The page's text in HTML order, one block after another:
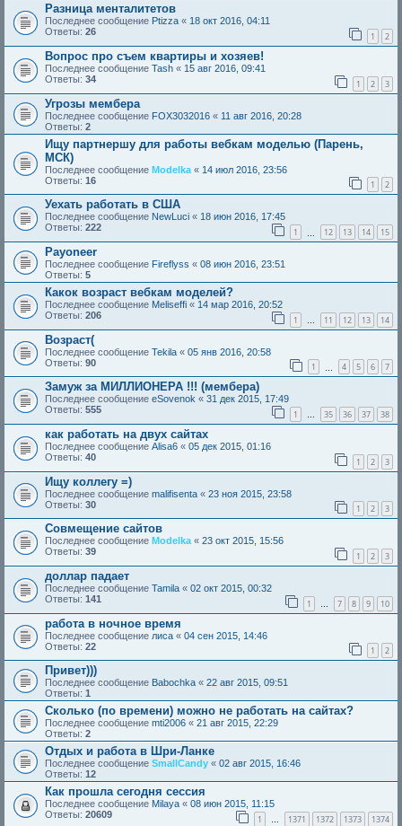
Разница менталитетов
Последнее сообщение Ptizza « 18 окт 2016, 04:11
Ответы: 26 1 2
Вопрос про съем квартиры и хозяев!
Последнее сообщение Tash « 15 авг 2016, 09:41
Ответы: 34 1 2 3
Угрозы мембера
Последнее сообщение FOX3032016 « 11 авг 2016, 20:28
Ответы: 2
Ищу партнершу для работы вебкам моделью (Парень,
МСК)
Последнее сообщение Modelka « 14 июл 2016, 23:56
Ответы: 16 1 2
Уехать работать в США
Последнее сообщение NewLuci « 18 июн 2016, 17:45
Ответы: 222 1 12 13 14 15
Payoneer
Последнее сообщение Fireflyss « 08 июн 2016, 23:51
Ответы: 5
Какок возраст вебкам моделей?
Последнее сообщение Meliseffi « 14 мар 2016, 20:52
Ответы: 206 1 … 11 12 13 14
Возраст(
Последнее сообщение Tekila « 05 янв 2016, 20:58
Ответы: 90 1 4 5 6 7
Замуж за МИЛЛИОНЕРА !!! (мембера)
Последнее сообщение eSovenok « 31 дек 2015, 17:49
Ответы: 555 1 … 35 36 37 38
как работать на двух сайтах
Последнее сообщение Alisa6 « 05 дек 2015, 01:16
Ответы: 40 1 2 3
Ищу коллегу =)
Последнее сообщение malifisenta « 23 ноя 2015, 23:58
Ответы: 30 1 2 3
Совмещение сайтов
Последнее сообщение Modelka « 23 окт 2015, 15:56
Ответы: 39 1 2 3
доллар падает
Последнее сообщение Tamila « 02 окт 2015, 00:32
Ответы: 141 1 7 8 9 10
работа в ночное время
Последнее сообщение лиса « 04 сен 2015, 14:46
Ответы: 22 1 2
Привет)))
Последнее сообщение Babochka « 22 авг 2015, 09:51
Ответы: 1
Сколько (по времени) можно не работать на сайтах?
Последнее сообщение mti2006 « 21 авг 2015, 22:29
Ответы: 2
Отдых и работа в Шри-Ланке
Последнее сообщение SmallCandy « 02 авг 2015, 16:46
Ответы: 12
Как прошла сегодня сессия
Последнее сообщение Milaya « 08 июн 2015, 11:15
Ответы: 20609 1 … 1371 1372 1373 1374